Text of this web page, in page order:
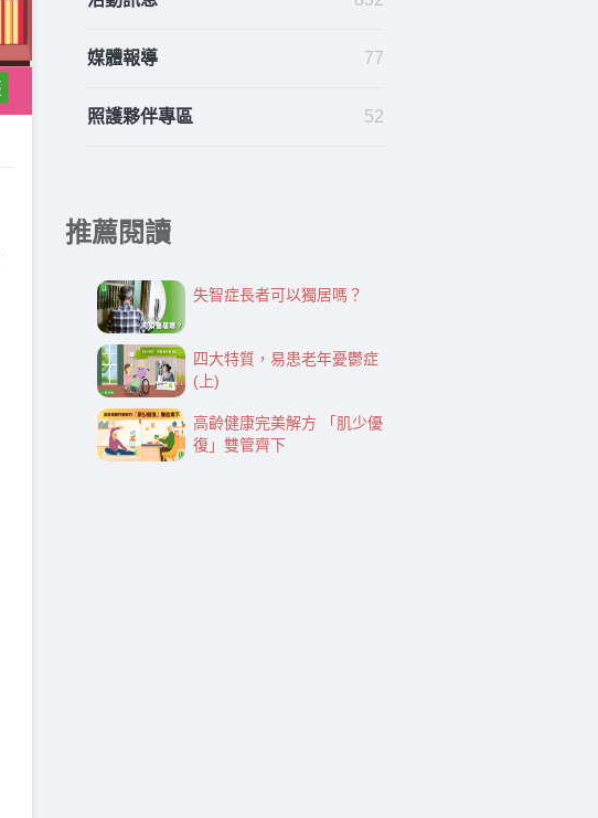
媒體報導 77
照護夥伴專區 52
推薦閱讀
失智症長者可以獨居嗎？
四大特質，易患老年憂鬱症
(上)
高齡健康完美解方 「肌少優
復」雙管齊下